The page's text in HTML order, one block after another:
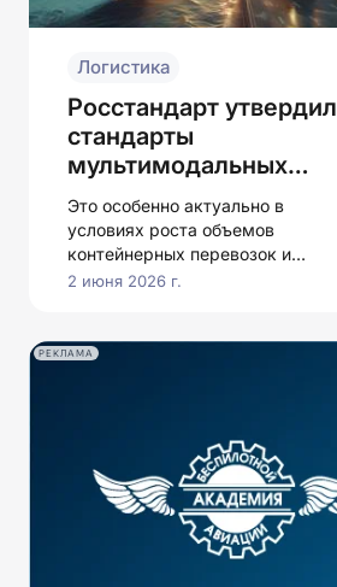
Логистика
Росстандарт утвердил
стандарты
мультимодальных
перевозок: как НЦТЛП
изменит логистику
России
Это особенно актуально в
условиях роста объемов
контейнерных перевозок и
усложнения международной
2 июня 2026 г.
РЕКЛАМА